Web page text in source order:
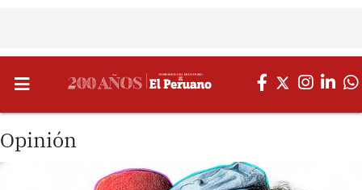
Opinión